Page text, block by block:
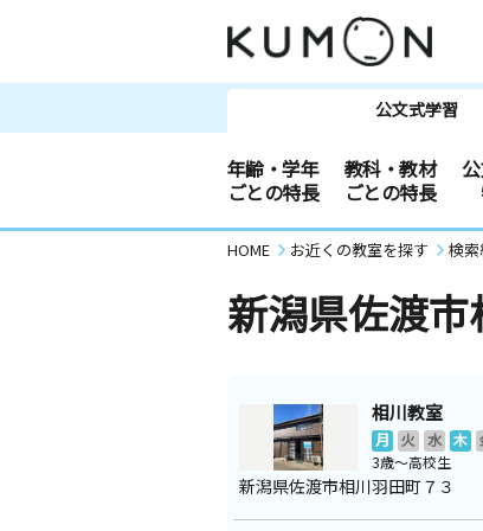
公文式学習
年齢・学年
ごとの特長
教科・教材
ごとの特長
HOME お近くの教室を探す 検
新潟県佐渡
相川教室
月 火 水 木
3歳～高校生
新潟県佐渡市相川羽田町７３